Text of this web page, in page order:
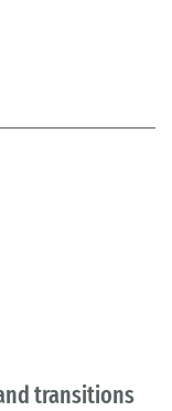
transitions